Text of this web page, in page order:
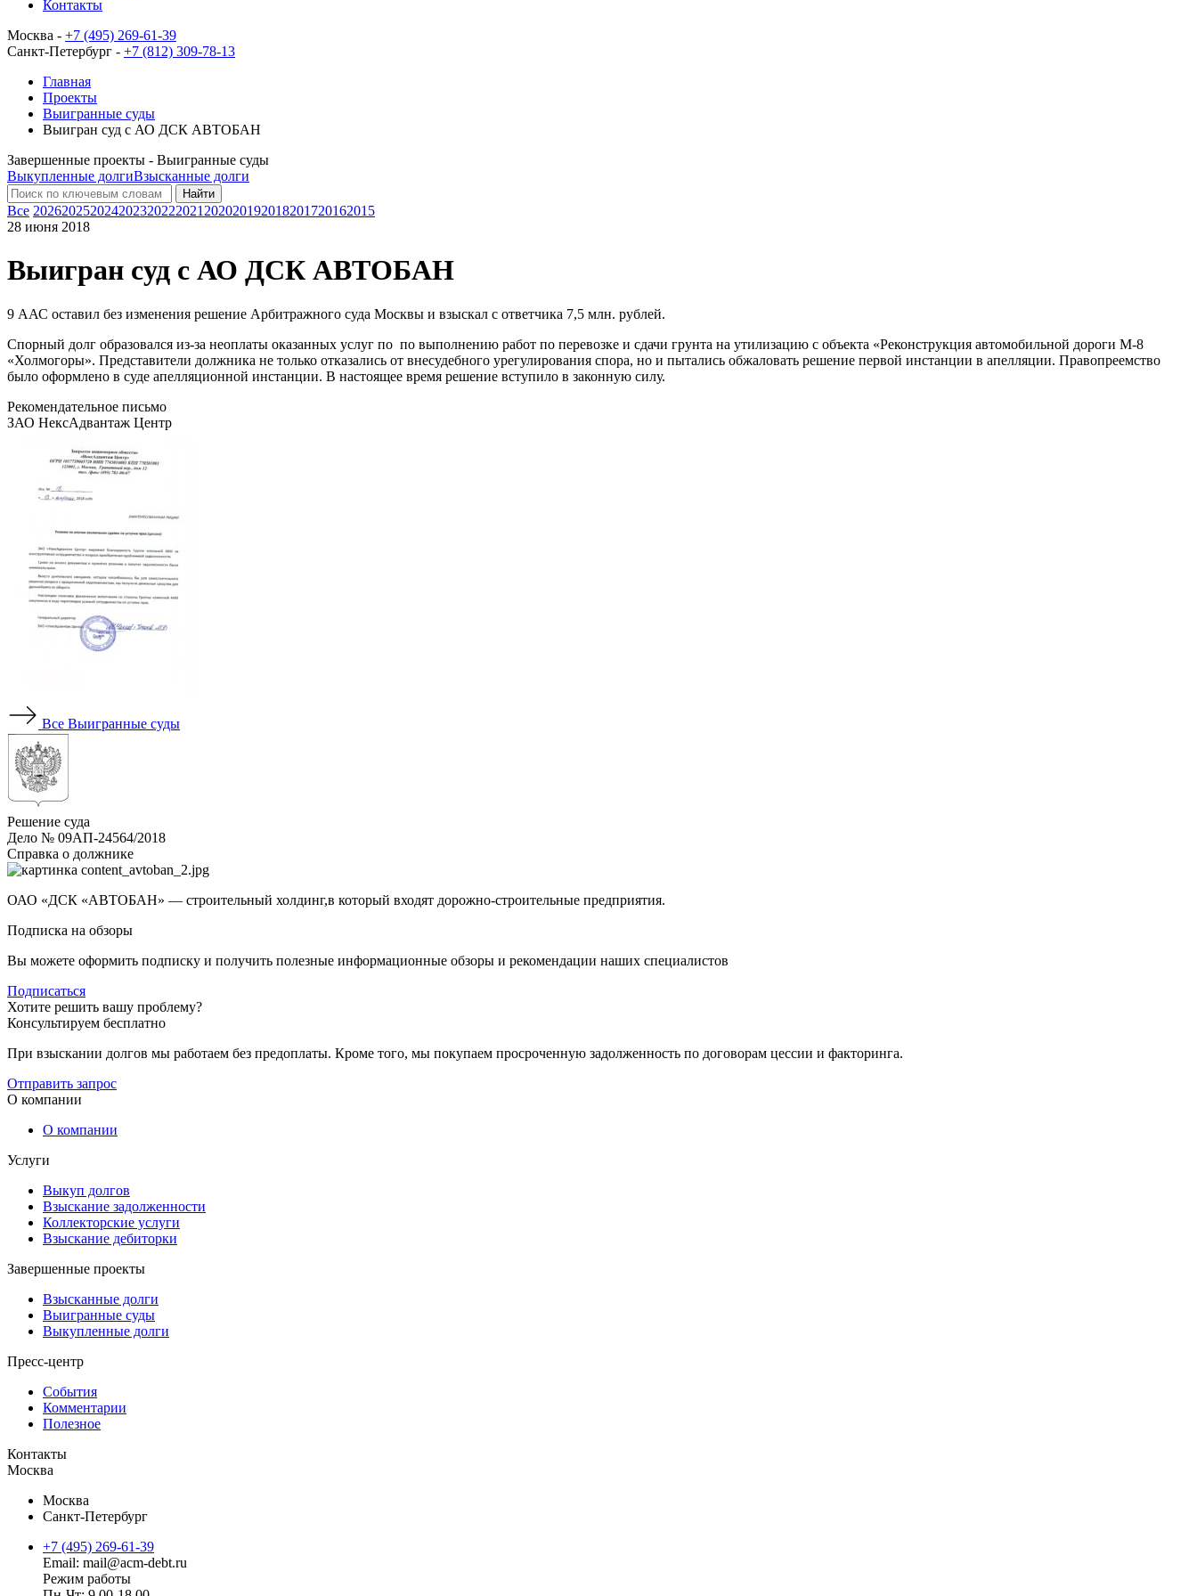
Контакты
Москва - +7 (495) 269-61-39
Санкт-Петербург - +7 (812) 309-78-13
Главная
Проекты
Выигранные суды
Выигран суд с АО ДСК АВТОБАН
Завершенные проекты - Выигранные суды
Выкупленные долгиВзысканные долги
Найти
Все 202620252024202320222021 202020192018201720162015
28 июня 2018
Выигран суд с АО ДСК АВТОБАН
9 ААС оставил без изменения решение Арбитражного суда Москвы и взыскал с ответчика 7,5 млн. рублей.
Спорный долг образовался из-за неоплаты оказанных услуг по по выполнению работ по перевозке и сдачи грунта на утилизацию с объекта «Реконструкция автомобильной дороги М-8
«Холмогоры». Представители должника не только отказались от внесудебного урегулирования спора, но и пытались обжаловать решение первой инстанции в апелляции. Правопреемство
было оформлено в суде апелляционной инстанции. В настоящее время решение вступило в законную силу.
Рекомендательное письмо
ЗАО НексАдвантаж Центр
Все Выигранные суды
Решение суда
Дело № 09АП-24564/2018
Справка о должнике
ОАО «ДСК «АВТОБАН» — строительный холдинг,в который входят дорожно-строительные предприятия.
Подписка на обзоры
Вы можете оформить подписку и получить полезные информационные обзоры и рекомендации наших специалистов
Подписаться
Хотите решить вашу проблему?
Консультируем бесплатно
При взыскании долгов мы работаем без предоплаты. Кроме того, мы покупаем просроченную задолженность по договорам цессии и факторинга.
Отправить запрос
О компании
О компании
Услуги
Выкуп долгов
Взыскание задолженности
Коллекторские услуги
Взыскание дебиторки
Завершенные проекты
Взысканные долги
Выигранные суды
Выкупленные долги
Пресс-центр
События
Комментарии
Полезное
Контакты
Москва
Москва
Санкт-Петербург
+7 (495) 269-61-39
Email: mail@acm-debt.ru
Режим работы